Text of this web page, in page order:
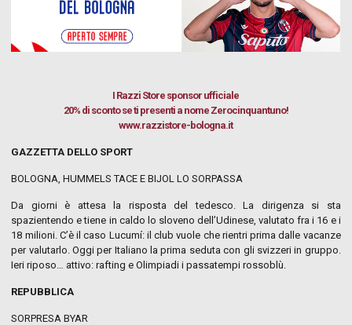
I Razzi Store sponsor ufficiale
20% di sconto se ti presenti a nome Zerocinquantuno!
www.razzistore-bologna.it
GAZZETTA DELLO SPORT
BOLOGNA, HUMMELS TACE E BIJOL LO SORPASSA
Da giorni è attesa la risposta del tedesco. La dirigenza si sta
spazientendo e tiene in caldo lo sloveno dell’Udinese, valutato fra i 16 e i
18 milioni. C’è il caso Lucumí: il club vuole che rientri prima dalle vacanze
per valutarlo. Oggi per Italiano la prima seduta con gli svizzeri in gruppo.
Ieri riposo… attivo: rafting e Olimpiadi i passatempi rossoblù.
REPUBBLICA
SORPRESA BYAR